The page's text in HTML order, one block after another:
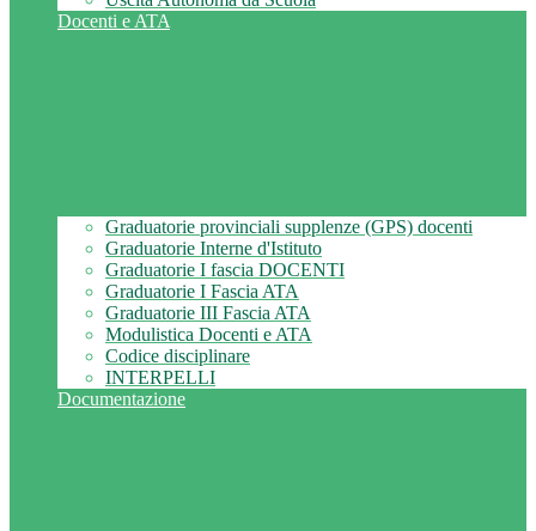
Docenti e ATA
Graduatorie provinciali supplenze (GPS) docenti
Graduatorie Interne d'Istituto
Graduatorie I fascia DOCENTI
Graduatorie I Fascia ATA
Graduatorie III Fascia ATA
Modulistica Docenti e ATA
Codice disciplinare
INTERPELLI
Documentazione